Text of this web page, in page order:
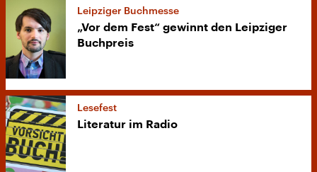
Leipziger Buchmesse
„Vor dem Fest“ gewinnt den Leipziger
Buchpreis
Lesefest
Literatur im Radio